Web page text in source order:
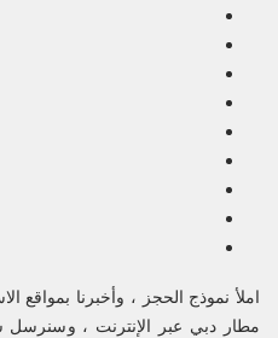
املأ نموذج الحجز ، وأخبرنا بمواقع
مطار دبي عبر الإنترنت ،